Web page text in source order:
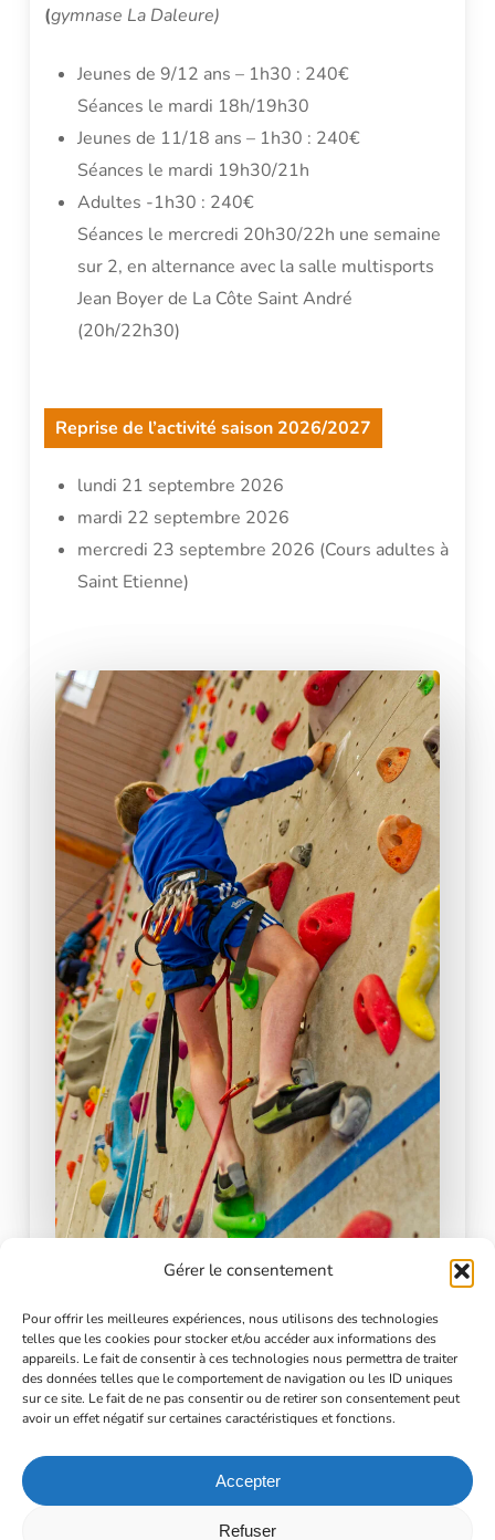
Gérer le consentement
Pour offrir les meilleures expériences, nous utilisons des technologies
telles que les cookies pour stocker et/ou accéder aux informations des
appareils. Le fait de consentir à ces technologies nous permettra de traiter
des données telles que le comportement de navigation ou les ID uniques
sur ce site. Le fait de ne pas consentir ou de retirer son consentement peut
avoir un effet négatif sur certaines caractéristiques et fonctions.
Accepter
Refuser
(gymnase La Daleure)
Jeunes de 9/12 ans – 1h30 : 240€
Séances le mardi 18h/19h30
Jeunes de 11/18 ans – 1h30 : 240€
Séances le mardi 19h30/21h
Adultes -1h30 : 240€
Séances le mercredi 20h30/22h une semaine
sur 2, en alternance avec la salle multisports
Jean Boyer de La Côte Saint André
(20h/22h30)
Reprise de l’activité saison 2026/2027
lundi 21 septembre 2026
mardi 22 septembre 2026
mercredi 23 septembre 2026 (Cours adultes à
Saint Etienne)
falaise à l’Albenc peuvent être organisées en mai-
juin, en fonction de la météo.
Le déplacement est à la charge des parents (vous
Cependant, vous avez toute la saison pour
organiser un covoiturage avec d’autres parents !